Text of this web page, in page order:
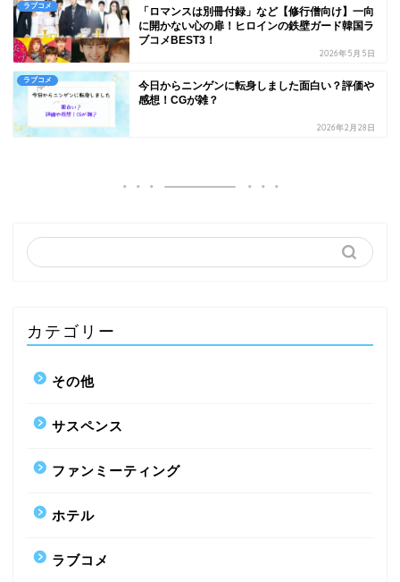
ラブコメ
「ロマンスは別冊付録」など【修行僧向け】一向
に開かない心の扉！ヒロインの鉄壁ガード韓国ラ
ブコメBEST3！
2026年5月5日
ラブコメ
今日からニンゲンに転身しました面白い？評価や
感想！CGが雑？
2026年2月28日
カテゴリー
その他
サスペンス
ファンミーティング
ホテル
ラブコメ